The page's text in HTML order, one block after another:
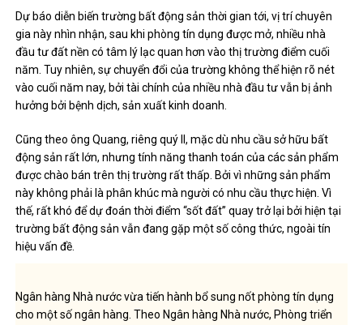
Dự báo diễn biến trường bất động sản thời gian tới, vị trí chuyên
gia này nhìn nhận, sau khi phòng tín dụng được mở, nhiều nhà
đầu tư đất nền có tâm lý lạc quan hơn vào thị trường điểm cuối
năm. Tuy nhiên, sự chuyển đổi của trường không thể hiện rõ nét
vào cuối năm nay, bởi tài chính của nhiều nhà đầu tư vẫn bị ảnh
hưởng bởi bệnh dịch, sản xuất kinh doanh.
Cũng theo ông Quang, riêng quý II, mặc dù nhu cầu sở hữu bất
động sản rất lớn, nhưng tính năng thanh toán của các sản phẩm
được chào bán trên thị trường rất thấp. Bởi vì những sản phẩm
này không phải là phân khúc mà người có nhu cầu thực hiện. Vì
thế, rất khó để dự đoán thời điểm “sốt đất” quay trở lại bởi hiện tại
trường bất động sản vẫn đang gặp một số công thức, ngoài tín
hiệu vấn đề.
Ngân hàng Nhà nước vừa tiến hành bổ sung nốt phòng tín dụng
cho một số ngân hàng. Theo Ngân hàng Nhà nước, Phòng triển